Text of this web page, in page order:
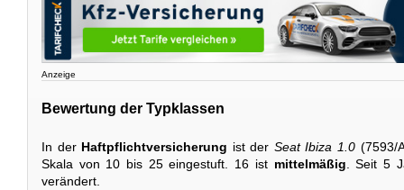
Anzeige
Bewertung der Typklassen
In der Haftpflichtversicherung ist der Seat Ibiza 1.0 (7593/
Skala von 10 bis 25 eingestuft. 16 ist mittelmäßig . Seit 5
verändert.